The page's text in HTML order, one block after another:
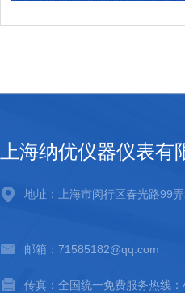
上海纳优仪器仪表有
地址：上海市闵行区春光路99
邮箱：71585182@qq.com
传真：全国统一免费服务热线